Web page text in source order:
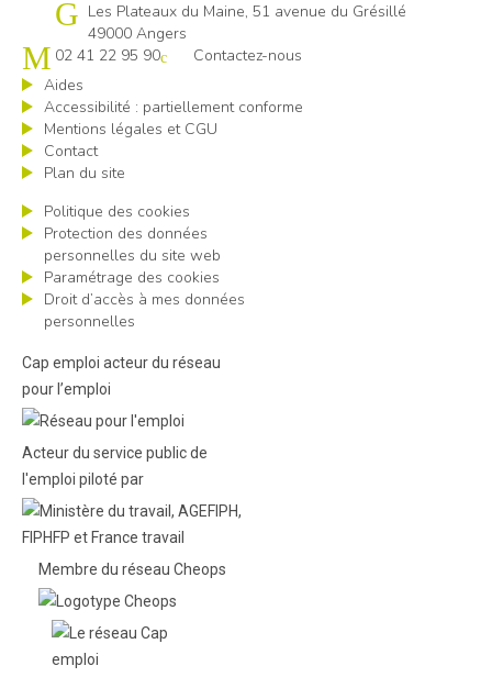
Cap emploi 49
Les Plateaux du Maine, 51 avenue du Grésillé
49000 Angers
02 41 22 95 90
Contactez-nous
Aides
Accessibilité : partiellement conforme
Mentions légales et CGU
Contact
Plan du site
Politique des cookies
Protection des données
personnelles du site web
Paramétrage des cookies
Droit d’accès à mes données
personnelles
Cap emploi acteur du réseau
pour l’emploi
Acteur du service public de
l'emploi piloté par
Membre du réseau Cheops